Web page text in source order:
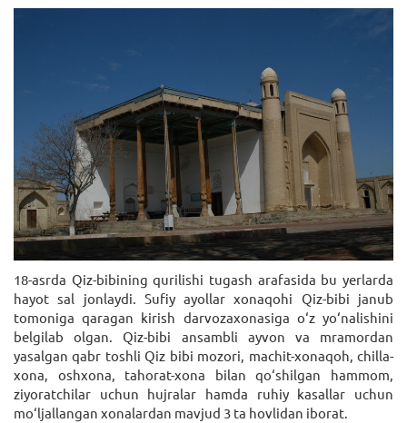
18-asrda Qiz-bibining qurilishi tugash arafasida bu yerlarda
hayot sal jonlaydi. Sufiy ayollar xonaqohi Qiz-bibi janub
tomoniga qaragan kirish darvozaxonasiga o‘z yo‘nalishini
belgilab olgan. Qiz-bibi ansambli ayvon va mramordan
yasalgan qabr toshli Qiz bibi mozori, machit-xonaqoh, chilla-
xona, oshxona, tahorat-xona bilan qo‘shilgan hammom,
ziyoratchilar uchun hujralar hamda ruhiy kasallar uchun
mo‘ljallangan xonalardan mavjud 3 ta hovlidan iborat.